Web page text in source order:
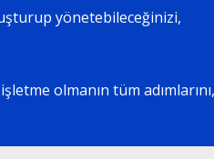
yönetebileceğinizi,
olmanın tüm